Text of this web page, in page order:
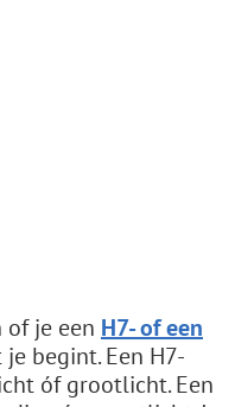
je een H7- of een
begint. Een H7-
óf grootlicht. Een